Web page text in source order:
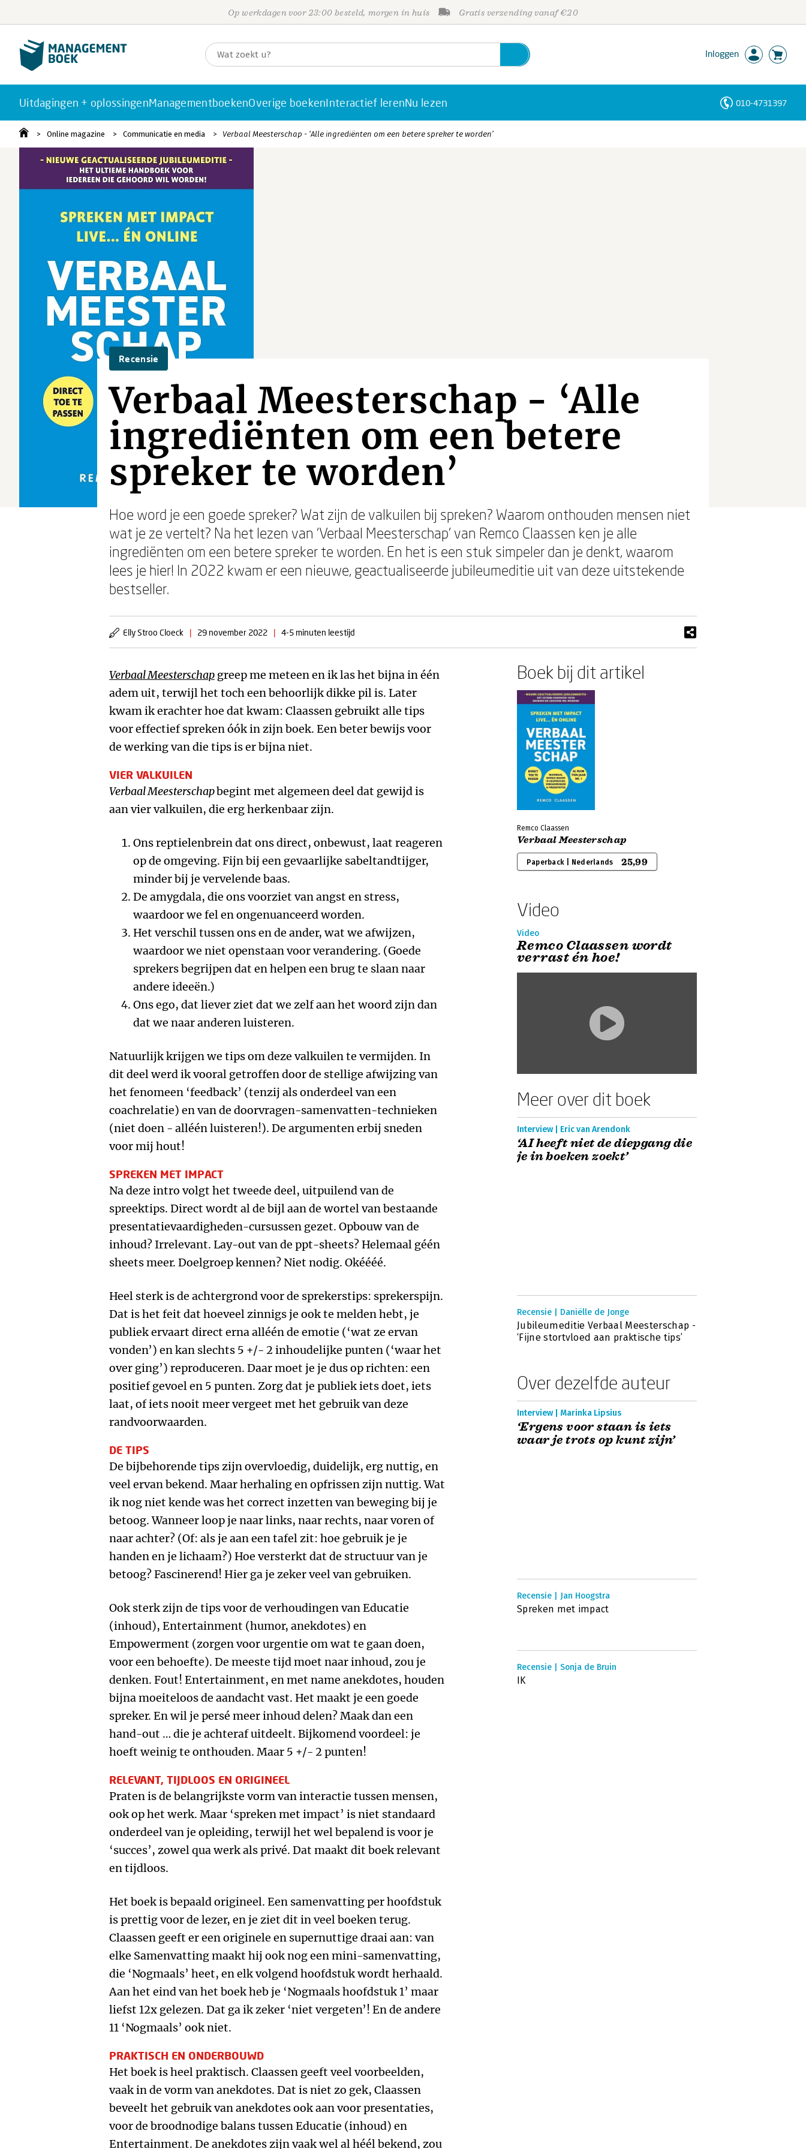
Op werkdagen voor 23:00 besteld, morgen in huis Gratis verzending vanaf €20
Inloggen
Uitdagingen + oplossingenManagementboekenOverige boekenInteractief lerenNu lezen 010-4731397
Online magazine Communicatie en media Verbaal Meesterschap - ‘Alle ingrediënten om een betere spreker te worden’
Recensie
Verbaal Meesterschap - ‘Alle
ingrediënten om een betere
spreker te worden’
Hoe word je een goede spreker? Wat zijn de valkuilen bij spreken? Waarom onthouden mensen niet
wat je ze vertelt? Na het lezen van ‘Verbaal Meesterschap’ van Remco Claassen ken je alle
ingrediënten om een betere spreker te worden. En het is een stuk simpeler dan je denkt, waarom
lees je hier! In 2022 kwam er een nieuwe, geactualiseerde jubileumeditie uit van deze uitstekende
bestseller.
Elly Stroo Cloeck | 29 november 2022 | 4-5 minuten leestijd
Verbaal Meesterschap greep me meteen en ik las het bijna in één
adem uit, terwijl het toch een behoorlijk dikke pil is. Later
kwam ik erachter hoe dat kwam: Claassen gebruikt alle tips
voor effectief spreken óók in zijn boek. Een beter bewijs voor
de werking van die tips is er bijna niet.
VIER VALKUILEN
Verbaal Meesterschapbegint met algemeen deel dat gewijd is
aan vier valkuilen, die erg herkenbaar zijn.
Ons reptielenbrein dat ons direct, onbewust, laat reageren
op de omgeving. Fijn bij een gevaarlijke sabeltandtijger,
minder bij je vervelende baas.
De amygdala, die ons voorziet van angst en stress,
waardoor we fel en ongenuanceerd worden.
Het verschil tussen ons en de ander, wat we afwijzen,
waardoor we niet openstaan voor verandering. (Goede
sprekers begrijpen dat en helpen een brug te slaan naar
andere ideeën.)
Ons ego, dat liever ziet dat we zelf aan het woord zijn dan
dat we naar anderen luisteren.
Natuurlijk krijgen we tips om deze valkuilen te vermijden. In
dit deel werd ik vooral getroffen door de stellige afwijzing van
het fenomeen ‘feedback’ (tenzij als onderdeel van een
coachrelatie) en van de doorvragen-samenvatten-technieken
(niet doen - alléén luisteren!). De argumenten erbij sneden
voor mij hout!
SPREKEN MET IMPACT
Na deze intro volgt het tweede deel, uitpuilend van de
spreektips. Direct wordt al de bijl aan de wortel van bestaande
presentatievaardigheden-cursussen gezet. Opbouw van de
inhoud? Irrelevant. Lay-out van de ppt-sheets? Helemaal géén
sheets meer. Doelgroep kennen? Niet nodig. Okéééé.
Heel sterk is de achtergrond voor de sprekerstips: sprekerspijn.
Dat is het feit dat hoeveel zinnigs je ook te melden hebt, je
publiek ervaart direct erna alléén de emotie (‘wat ze ervan
vonden’) en kan slechts 5 +/- 2 inhoudelijke punten (‘waar het
over ging’) reproduceren. Daar moet je je dus op richten: een
positief gevoel en 5 punten. Zorg dat je publiek iets doet, iets
laat, of iets nooit meer vergeet met het gebruik van deze
randvoorwaarden.
DE TIPS
De bijbehorende tips zijn overvloedig, duidelijk, erg nuttig, en
veel ervan bekend. Maar herhaling en opfrissen zijn nuttig. Wat
ik nog niet kende was het correct inzetten van beweging bij je
betoog. Wanneer loop je naar links, naar rechts, naar voren of
naar achter? (Of: als je aan een tafel zit: hoe gebruik je je
handen en je lichaam?) Hoe versterkt dat de structuur van je
betoog? Fascinerend! Hier ga je zeker veel van gebruiken.
Ook sterk zijn de tips voor de verhoudingen van Educatie
(inhoud), Entertainment (humor, anekdotes) en
Empowerment (zorgen voor urgentie om wat te gaan doen,
voor een behoefte). De meeste tijd moet naar inhoud, zou je
denken. Fout! Entertainment, en met name anekdotes, houden
bijna moeiteloos de aandacht vast. Het maakt je een goede
spreker. En wil je persé meer inhoud delen? Maak dan een
hand-out … die je achteraf uitdeelt. Bijkomend voordeel: je
hoeft weinig te onthouden. Maar 5 +/- 2 punten!
RELEVANT, TIJDLOOS EN ORIGINEEL
Praten is de belangrijkste vorm van interactie tussen mensen,
ook op het werk. Maar ‘spreken met impact’ is niet standaard
onderdeel van je opleiding, terwijl het wel bepalend is voor je
‘succes’, zowel qua werk als privé. Dat maakt dit boek relevant
en tijdloos.
Het boek is bepaald origineel. Een samenvatting per hoofdstuk
is prettig voor de lezer, en je ziet dit in veel boeken terug.
Claassen geeft er een originele en supernuttige draai aan: van
elke Samenvatting maakt hij ook nog een mini-samenvatting,
die ‘Nogmaals’ heet, en elk volgend hoofdstuk wordt herhaald.
Aan het eind van het boek heb je ‘Nogmaals hoofdstuk 1’ maar
liefst 12x gelezen. Dat ga ik zeker ‘niet vergeten’! En de andere
11 ‘Nogmaals’ ook niet.
PRAKTISCH EN ONDERBOUWD
Het boek is heel praktisch. Claassen geeft veel voorbeelden,
vaak in de vorm van anekdotes. Dat is niet zo gek, Claassen
beveelt het gebruik van anekdotes ook aan voor presentaties,
voor de broodnodige balans tussen Educatie (inhoud) en
Entertainment. De anekdotes zijn vaak wel al héél bekend, zou
Boek bij dit artikel
Remco Claassen
Verbaal Meesterschap
Paperback | Nederlands 25,99
Video
Video
Remco Claassen wordt
verrast én hoe!
Meer over dit boek
Interview | Eric van Arendonk
‘AI heeft niet de diepgang die
je in boeken zoekt’
Recensie | Daniëlle de Jonge
Jubileumeditie Verbaal Meesterschap -
‘Fijne stortvloed aan praktische tips’
Over dezelfde auteur
Interview | Marinka Lipsius
‘Ergens voor staan is iets
waar je trots op kunt zijn’
Recensie | Jan Hoogstra
Spreken met impact
Recensie | Sonja de Bruin
IK
Personen